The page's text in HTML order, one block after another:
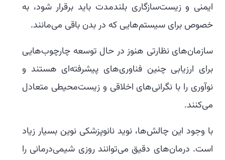
ایمنی و زیست‌سازگاری بلندمدت باید برقرار شود، به
خصوص برای سیستم‌هایی که در بدن باقی می‌مانند.
سازمان‌های نظارتی هنوز در حال توسعه چارچوب‌هایی
برای ارزیابی چنین فناوری‌های پیشرفته‌ای هستند و
نوآوری را با نگرانی‌های اخلاقی و زیست‌محیطی متعادل
می‌کنند.
با وجود این چالش‌ها، نوید نانوپزشکی نوین بسیار زیاد
است. درمان‌های دقیق می‌توانند روزی شیمی‌درمانی را